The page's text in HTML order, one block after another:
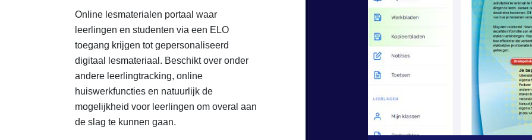
Online lesmaterialen portaal waar
leerlingen en studenten via een ELO
toegang krijgen tot gepersonaliseerd
digitaal lesmateriaal. Beschikt over onder
andere leerlingtracking, online
huiswerkfuncties en natuurlijk de
mogelijkheid voor leerlingen om overal aan
de slag te kunnen gaan.